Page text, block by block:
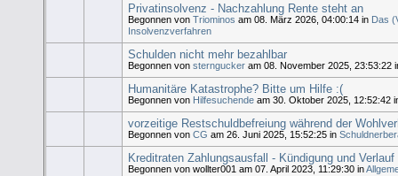
Privatinsolvenz - Nachzahlung Rente steht an
Begonnen vonTriominos am 08. März 2026, 04:00:14 in Das
Insolvenzverfahren
Schulden nicht mehr bezahlbar
Begonnen vonsterngucker am 08. November 2025, 23:53:22
Humanitäre Katastrophe? Bitte um Hilfe :(
Begonnen von Hilfesuchende am 30. Oktober 2025, 12:52:42
vorzeitige Restschuldbefreiung während der
Begonnen vonCG am 26. Juni 2025, 15:52:25 in
Kreditraten Zahlungsausfall - Kündigung und Verlauf
Begonnen von wollter001 am 07. April 2023, 11:29:30 in